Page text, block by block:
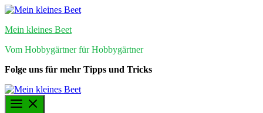
Skip
content
Mein kleines Beet
Vom Hobbygärtner für Hobbygärtner
Folge uns für mehr Tipps und Tricks